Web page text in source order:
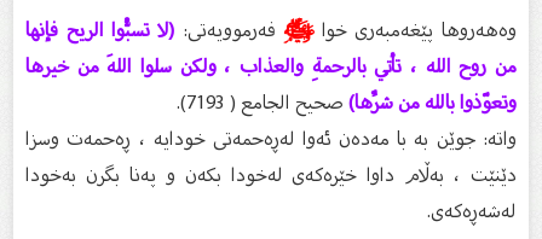
وەهەروها پێغەمبەری خواﷺفەرموویەتی:(لا تسبُّوا الريح فإنها
من روح الله ، تأتي بالرحمةِ والعذاب ، ولكن سلوا اللهَ من خيرها
وتعوّذوا بالله من شرِّها)صحيح الجامع ( 7193).
واتە: جوێن بە با مەدەن ئەوا لەڕەحمەتی خودایە ، ڕەحمەت وسزا
دێنێت ، بەڵام داوا خێرەکەی لەخودا بکەن و پەنا بگرن بەخودا
لەشەڕەکەی.